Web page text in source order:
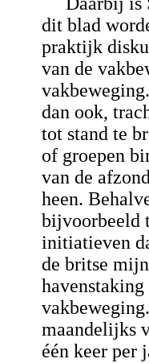
dit blad
praktijk
van de
dan ook,
tot stand te
of groepen
van de
heen.
bijvoorbeeld
initiatieven
de britse
maandelijks
één keer per